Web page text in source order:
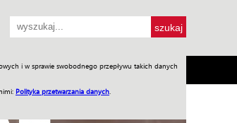
i w sprawie swobodnego przepływu takich danych
Polityka przetwarzania danych
Praca w WIW